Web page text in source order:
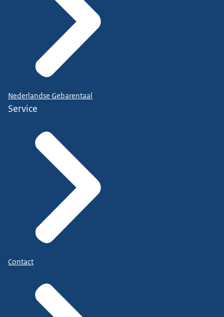
Nederlandse Gebarentaal
Service
Contact